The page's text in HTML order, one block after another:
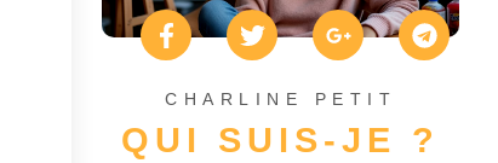
CHARLINE PETIT
QUI SUIS-JE ?